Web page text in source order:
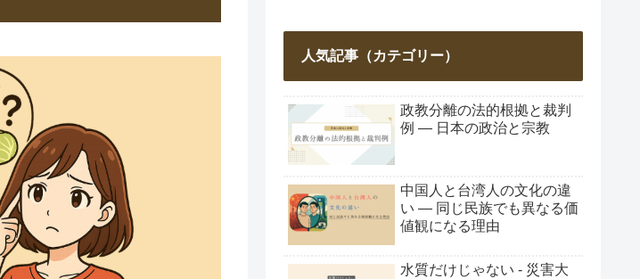
人気記事（カテゴリー）
政教分離の法的根拠と裁判
例 ― 日本の政治と宗教
中国人と台湾人の文化の違
い ― 同じ民族でも異なる価
値観になる理由
水質だけじゃない - 災害大